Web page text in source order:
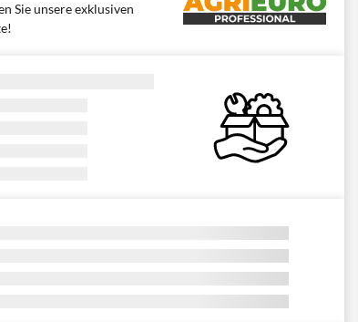
Sie unsere exklusiven